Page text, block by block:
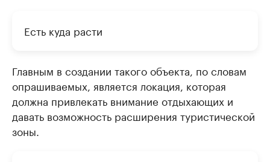
Есть куда расти
Главным в создании такого объекта, по словам
опрашиваемых, является локация, которая
должна привлекать внимание отдыхающих и
давать возможность расширения туристической
зоны.